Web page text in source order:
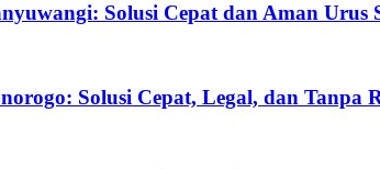
Solusi Cepat dan Aman Urus
Solusi Cepat, Legal, dan Tanpa